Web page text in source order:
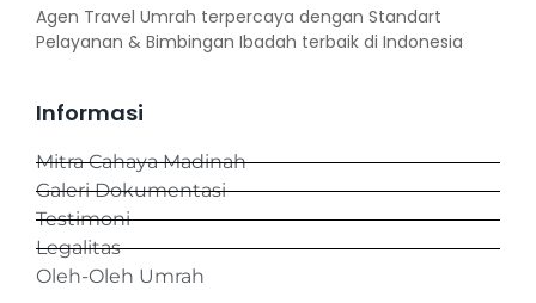
Agen Travel Umrah terpercaya dengan Standart
Pelayanan & Bimbingan Ibadah terbaik di Indonesia
Informasi
Mitra Cahaya Madinah
Galeri Dokumentasi
Testimoni
Legalitas
Oleh-Oleh Umrah